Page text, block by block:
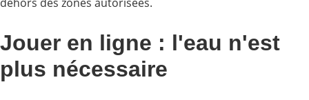
Jouer en ligne : l'eau n'est
plus nécessaire